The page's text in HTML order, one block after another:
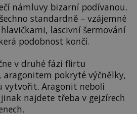
námluvy bizarní podívanou.
standardně – vzájemné
lascivní šermování
podobnost končí.
v druhé fázi flirtu
aragonitem pokryté výčnělky,
vytvořit. Aragonit neboli
najdete třeba v gejzírech